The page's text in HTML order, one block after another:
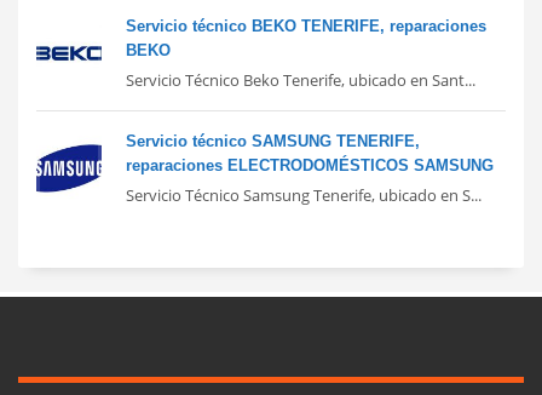
Servicio técnico BEKO TENERIFE, reparaciones
BEKO
Servicio Técnico Beko Tenerife, ubicado en Sant...
Servicio técnico SAMSUNG TENERIFE,
reparaciones ELECTRODOMÉSTICOS SAMSUNG
Servicio Técnico Samsung Tenerife, ubicado en S...